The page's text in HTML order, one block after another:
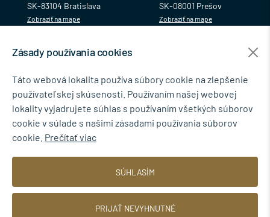
SK-83104 Bratislava
Zobraziť na mape
SK-08001 Prešov
Zobraziť na mape
NEWSLETTER
Zásady ochrany osobných údajov .
Zásady používania cookies
Táto webová lokalita používa súbory cookie na zlepšenie
používateľskej skúsenosti. Používaním našej webovej
lokality vyjadrujete súhlas s používaním všetkých súborov
cookie v súlade s našimi zásadami používania súborov
cookie. Prečítať viac
SÚHLASÍM
PRIJAŤ NEVYHNUTNÉ